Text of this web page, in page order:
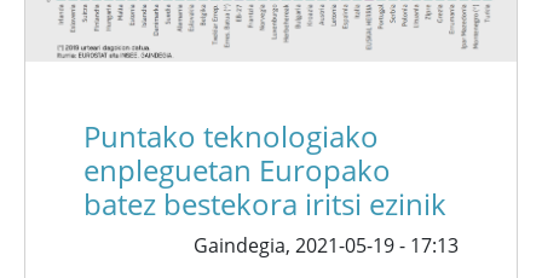
Puntako teknologiako
enpleguetan Europako
batez bestekora iritsi ezinik
Gaindegia, 2021-05-19 - 17:13